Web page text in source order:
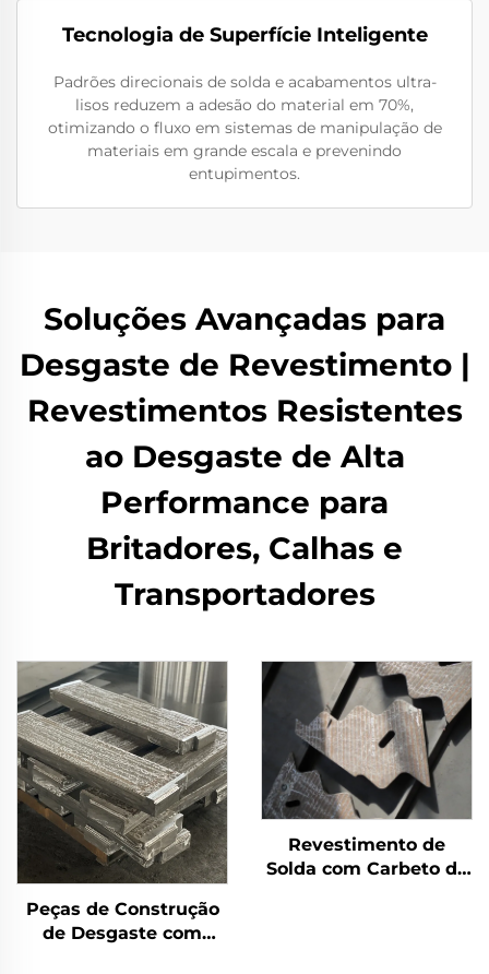
Tecnologia de Superfície Inteligente
Padrões direcionais de solda e acabamentos ultra-
lisos reduzem a adesão do material em 70%,
otimizando o fluxo em sistemas de manipulação de
materiais em grande escala e prevenindo
entupimentos.
Soluções Avançadas para
Desgaste de Revestimento |
Revestimentos Resistentes
ao Desgaste de Alta
Performance para
Britadores, Calhas e
Transportadores
Peças de Construção
de Desgaste com
Revestimento de
Solda com Carbeto de